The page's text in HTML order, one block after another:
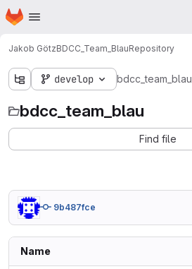
Skip to main content
Homepage
Jakob GötzBDCC_Team_BlauRepository
develop bdcc_team_blau
bdcc_team_blau
Find file
9b487fce
Name